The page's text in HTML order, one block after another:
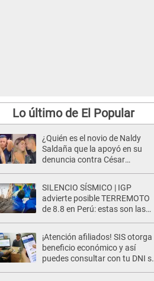
Lo último de El Popular
¿Quién es el novio de Naldy
Saldaña que la apoyó en su
denuncia contra César
de 'La Bella Luz'?
SILENCIO SÍSMICO | IGP
advierte posible TERREMOTO
de 8.8 en Perú: estas son las
¡Atención afiliados! SIS otorga
beneficio económico y así
puedes consultar con tu DNI si